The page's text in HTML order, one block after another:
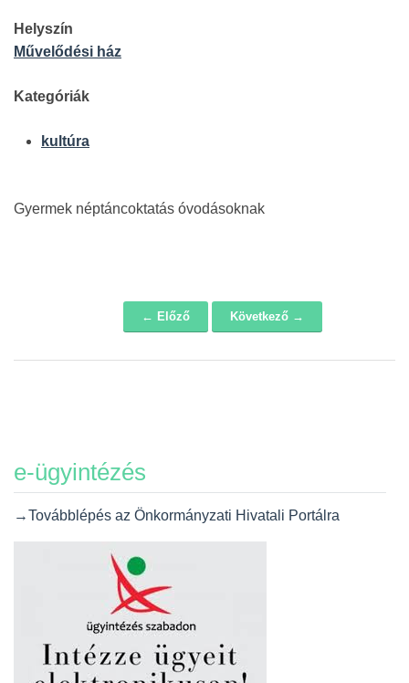
Helyszín
Művelődési ház
Kategóriák
kultúra
Gyermek néptáncoktatás óvodásoknak
← Előző Következő →
e-ügyintézés
→Továbblépés az Önkormányzati Hivatali Portálra